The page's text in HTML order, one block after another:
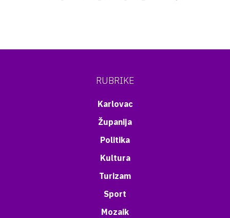
RUBRIKE
Karlovac
Županija
Politika
Kultura
Turizam
Sport
Mozaik